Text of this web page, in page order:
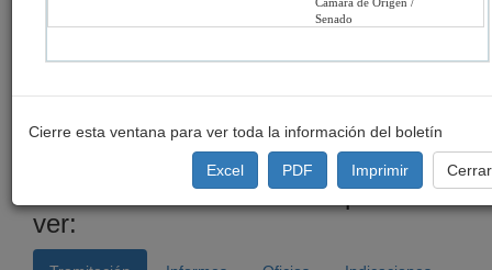
Oficial del 19/01/2017)
Link para
http://www.senado.cl/appsenado/templates/tramitacion/
Seleccione la información que desea
ver:
Senado
Cierre esta ventana para ver toda la información del boletín
Excel PDF Imprimir Cerrar